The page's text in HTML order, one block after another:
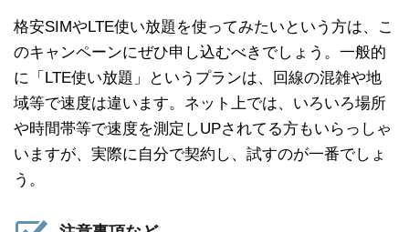
格安SIMやLTE使い放題を使ってみたいという方は、こ
のキャンペーンにぜひ申し込むべきでしょう。一般的
に「LTE使い放題」というプランは、回線の混雑や地
域等で速度は違います。ネット上では、いろいろ場所
や時間帯等で速度を測定しUPされてる方もいらっしゃ
いますが、実際に自分で契約し、試すのが一番でしょ
う。